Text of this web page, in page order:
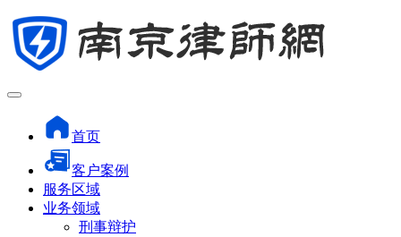
首页
客户案例
服务区域
业务领域
刑事辩护